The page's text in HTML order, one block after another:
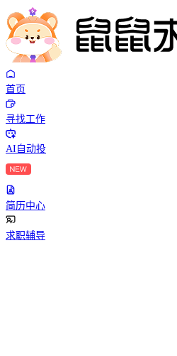
首页
寻找工作
AI自动投
简历中心
求职辅导